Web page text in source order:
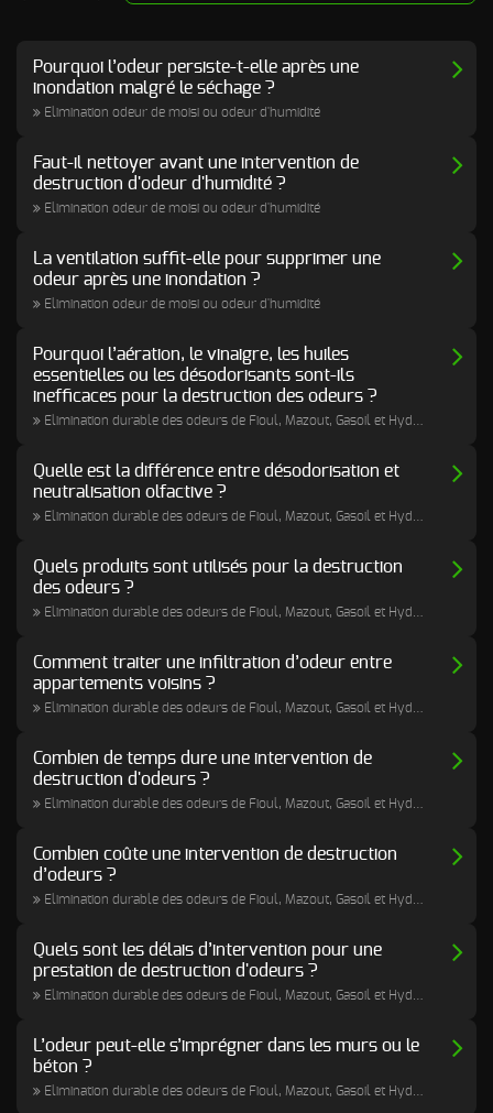
Rongeurs
Restauration -
Odeur de
Odeurs de
fumée
- odeurs de
brûlé
Pourquoi l’odeur persiste-t-elle après une
inondation malgré le séchage ?
Elimination odeur de moisi ou odeur d'humidité
Faut-il nettoyer avant une intervention de
destruction d'odeur d'humidité ?
Elimination odeur de moisi ou odeur d'humidité
La ventilation suffit-elle pour supprimer une
odeur après une inondation ?
Elimination odeur de moisi ou odeur d'humidité
Pourquoi l’aération, le vinaigre, les huiles
essentielles ou les désodorisants sont-ils
inefficaces pour la destruction des odeurs ?
Elimination durable des odeurs de Fioul, Mazout, Gasoil et Hydrocarbures
Quelle est la différence entre désodorisation et
neutralisation olfactive ?
Elimination durable des odeurs de Fioul, Mazout, Gasoil et Hydrocarbures
Quels produits sont utilisés pour la destruction
des odeurs ?
Elimination durable des odeurs de Fioul, Mazout, Gasoil et Hydrocarbures
Comment traiter une infiltration d’odeur entre
appartements voisins ?
Elimination durable des odeurs de Fioul, Mazout, Gasoil et Hydrocarbures
Combien de temps dure une intervention de
destruction d'odeurs ?
Elimination durable des odeurs de Fioul, Mazout, Gasoil et Hydrocarbures
Combien coûte une intervention de destruction
d’odeurs ?
Elimination durable des odeurs de Fioul, Mazout, Gasoil et Hydrocarbures
Quels sont les délais d’intervention pour une
prestation de destruction d'odeurs ?
Elimination durable des odeurs de Fioul, Mazout, Gasoil et Hydrocarbures
L’odeur peut-elle s’imprégner dans les murs ou le
béton ?
Elimination durable des odeurs de Fioul, Mazout, Gasoil et Hydrocarbures